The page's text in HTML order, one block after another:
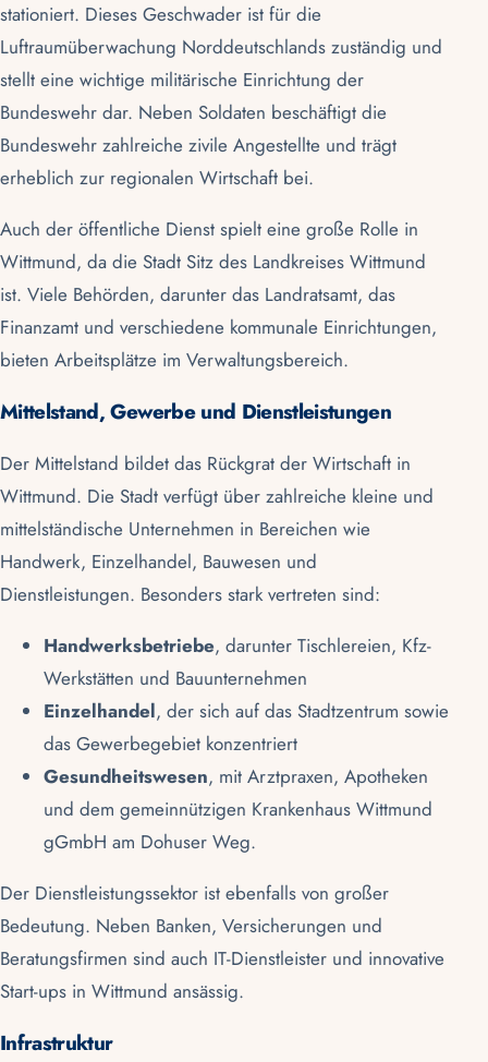
stationiert. Dieses Geschwader ist für die
Luftraumüberwachung Norddeutschlands zuständig und
stellt eine wichtige militärische Einrichtung der
Bundeswehr dar. Neben Soldaten beschäftigt die
Bundeswehr zahlreiche zivile Angestellte und trägt
erheblich zur regionalen Wirtschaft bei.
Auch der öffentliche Dienst spielt eine große Rolle in
Wittmund, da die Stadt Sitz des Landkreises Wittmund
ist. Viele Behörden, darunter das Landratsamt, das
Finanzamt und verschiedene kommunale Einrichtungen,
bieten Arbeitsplätze im Verwaltungsbereich.
Mittelstand, Gewerbe und Dienstleistungen
Der Mittelstand bildet das Rückgrat der Wirtschaft in
Wittmund. Die Stadt verfügt über zahlreiche kleine und
mittelständische Unternehmen in Bereichen wie
Handwerk, Einzelhandel, Bauwesen und
Dienstleistungen. Besonders stark vertreten sind:
Handwerksbetriebe, darunter Tischlereien, Kfz-
Werkstätten und Bauunternehmen
Einzelhandel, der sich auf das Stadtzentrum sowie
das Gewerbegebiet konzentriert
Gesundheitswesen, mit Arztpraxen, Apotheken
und dem gemeinnützigen Krankenhaus Wittmund
gGmbH am Dohuser Weg.
Der Dienstleistungssektor ist ebenfalls von großer
Bedeutung. Neben Banken, Versicherungen und
Beratungsfirmen sind auch IT-Dienstleister und innovative
Start-ups in Wittmund ansässig.
Infrastruktur